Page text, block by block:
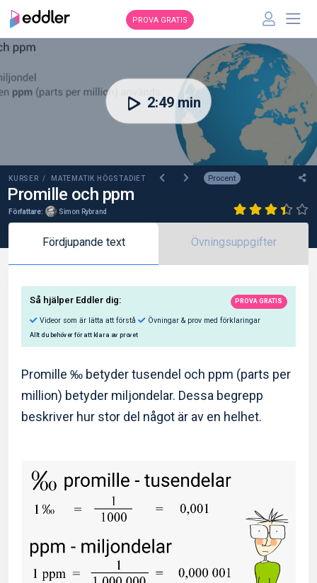
PROVA GRATIS
KURSER / MATEMATIK HÖGSTADIET Procent
Promille och ppm
Författare: Simon Rybrand
2:49 min
Fördjupande text Övningsuppgifter
Så hjälper Eddler dig:
Allt du behöver för att klara av provet
Promille ‰ betyder tusendel och ppm (parts per
million) betyder miljondelar. Dessa begrepp
beskriver hur stor del något är av en helhet.